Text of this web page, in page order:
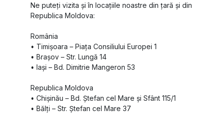
Ne puteți vizita și în locațiile noastre din țară și din
Republica Moldova:
România
•⁠ ⁠Timișoara – Piața Consiliului Europei 1
•⁠ ⁠Brașov – Str. Lungă 14
•⁠ ⁠Iași – Bd. Dimitrie Mangeron 53
Republica Moldova
•⁠ ⁠Chișinău – Bd. Ștefan cel Mare și Sfânt 115/1
•⁠ ⁠Bălți – Str. Ștefan cel Mare 37